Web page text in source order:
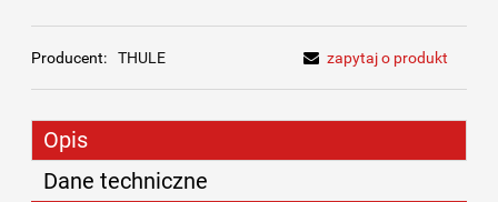
Producent: THULE zapytaj o produkt
Opis
Dane techniczne